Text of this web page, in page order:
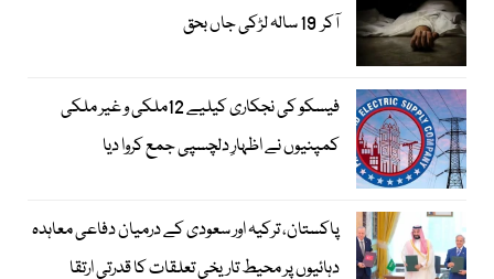
آکر 19 سالہ لڑکی جاں بحق
فیسکو کی نجکاری کیلیے 12ملکی و غیر ملکی
کمپنیوں نے اظہارِ دلچسپی جمع کروا دیا
پاکستان، ترکیہ اور سعودی کے درمیان دفاعی معاہدہ
دہائیوں پر محیط تاریخی تعلقات کا قدرتی ارتقا